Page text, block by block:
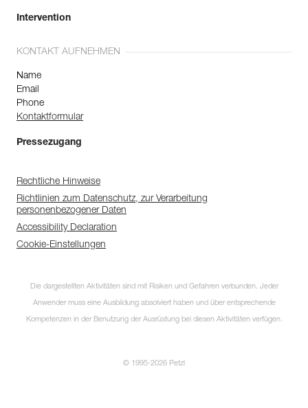
Intervention
KONTAKT AUFNEHMEN
Name
Email
Phone
Kontaktformular
Pressezugang
Rechtliche Hinweise
Richtlinien zum Datenschutz, zur Verarbeitung
personenbezogener Daten
Accessibility Declaration
Cookie-Einstellungen
Die dargestellten Aktivitäten sind mit Risiken und Gefahren verbunden. Jeder
Anwender muss eine Ausbildung absolviert haben und über entsprechende
Kompetenzen in der Benutzung der Ausrüstung bei diesen Aktivitäten verfügen.
© 1995-2026 Petzl